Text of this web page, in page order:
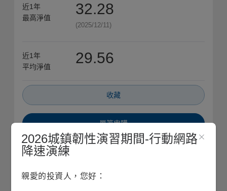
近1年
最高淨值
32.28
(2025/12/11)
近1年
平均淨值
29.56
收藏
單筆申購
2026城鎮韌性演習期間-行動網路
降速演練
親愛的投資人，您好：